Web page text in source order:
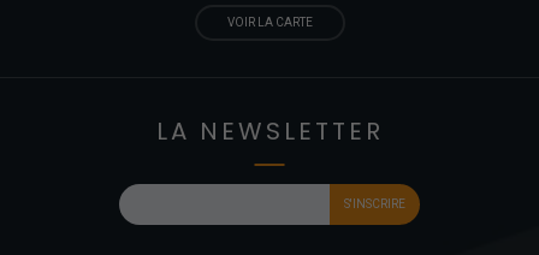
VOIR LA CARTE
LA NEWSLETTER